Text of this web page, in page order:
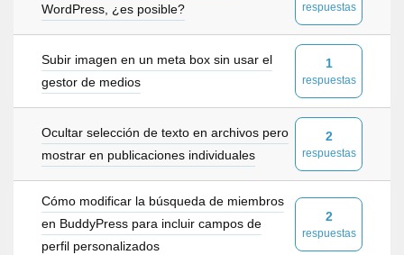
WordPress, ¿es posible?
respuestas
Subir imagen en un meta box sin usar el
gestor de medios
1
respuestas
Ocultar selección de texto en archivos pero
mostrar en publicaciones individuales
2
respuestas
Cómo modificar la búsqueda de miembros
en BuddyPress para incluir campos de
perfil personalizados
2
respuestas